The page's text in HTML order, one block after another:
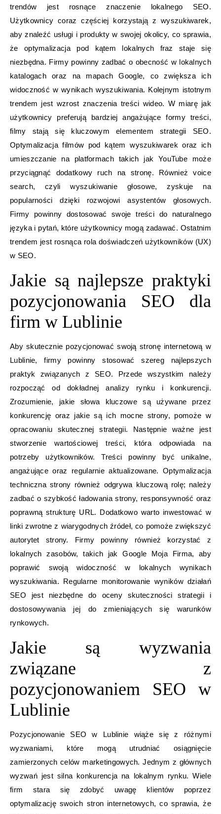
trendów jest rosnące znaczenie lokalnego SEO.
Użytkownicy coraz częściej korzystają z wyszukiwarek,
aby znaleźć usługi i produkty w swojej okolicy, co sprawia,
że optymalizacja pod kątem lokalnych fraz staje się
niezbędna. Firmy powinny zadbać o obecność w lokalnych
katalogach oraz na mapach Google, co zwiększa ich
widoczność w wynikach wyszukiwania. Kolejnym istotnym
trendem jest wzrost znaczenia treści wideo. W miarę jak
użytkownicy preferują bardziej angażujące formy treści,
filmy stają się kluczowym elementem strategii SEO.
Optymalizacja filmów pod kątem wyszukiwarek oraz ich
umieszczanie na platformach takich jak YouTube może
przyciągnąć dodatkowy ruch na stronę. Również voice
search, czyli wyszukiwanie głosowe, zyskuje na
popularności dzięki rozwojowi asystentów głosowych.
Firmy powinny dostosować swoje treści do naturalnego
języka i pytań, które użytkownicy mogą zadawać. Ostatnim
trendem jest rosnąca rola doświadczeń użytkowników (UX)
w SEO.
Jakie są najlepsze praktyki
pozycjonowania SEO dla
firm w Lublinie
Aby skutecznie pozycjonować swoją stronę internetową w
Lublinie, firmy powinny stosować szereg najlepszych
praktyk związanych z SEO. Przede wszystkim należy
rozpocząć od dokładnej analizy rynku i konkurencji.
Zrozumienie, jakie słowa kluczowe są używane przez
konkurencję oraz jakie są ich mocne strony, pomoże w
opracowaniu skutecznej strategii. Następnie ważne jest
stworzenie wartościowej treści, która odpowiada na
potrzeby użytkowników. Treści powinny być unikalne,
angażujące oraz regularnie aktualizowane. Optymalizacja
techniczna strony również odgrywa kluczową rolę; należy
zadbać o szybkość ładowania strony, responsywność oraz
poprawną strukturę URL. Dodatkowo warto inwestować w
linki zwrotne z wiarygodnych źródeł, co pomoże zwiększyć
autorytet strony. Firmy powinny również korzystać z
lokalnych zasobów, takich jak Google Moja Firma, aby
poprawić swoją widoczność w lokalnych wynikach
wyszukiwania. Regularne monitorowanie wyników działań
SEO jest niezbędne do oceny skuteczności strategii i
dostosowywania jej do zmieniających się warunków
rynkowych.
Jakie są wyzwania
związane z
pozycjonowaniem SEO w
Lublinie
Pozycjonowanie SEO w Lublinie wiąże się z różnymi
wyzwaniami, które mogą utrudniać osiągnięcie
zamierzonych celów marketingowych. Jednym z głównych
wyzwań jest silna konkurencja na lokalnym rynku. Wiele
firm stara się zdobyć uwagę klientów poprzez
optymalizację swoich stron internetowych, co sprawia, że